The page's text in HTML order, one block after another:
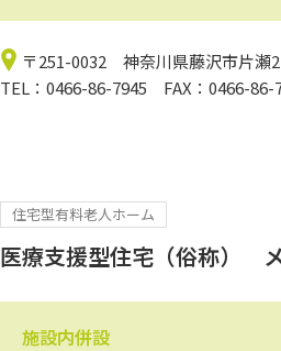
〒251-0032 神奈川県藤沢市片瀬
TEL：0466-86-7945 FAX：0466-86-
住宅型有料老人ホーム
医療支援型住宅（俗称）
施設内併設